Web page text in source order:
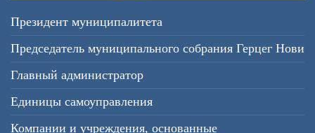
Президент муниципалитета
Председатель муниципального собрания Герцег Нови
Главный администратор
Единицы самоуправления
Компании и учреждения, основанные